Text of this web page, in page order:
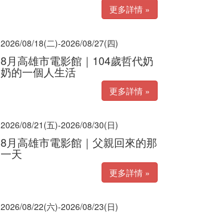
更多詳情 »
2026/08/18(二)-2026/08/27(四)
8月高雄市電影館｜104歲哲代奶
奶的一個人生活
更多詳情 »
2026/08/21(五)-2026/08/30(日)
8月高雄市電影館｜父親回來的那
一天
更多詳情 »
2026/08/22(六)-2026/08/23(日)